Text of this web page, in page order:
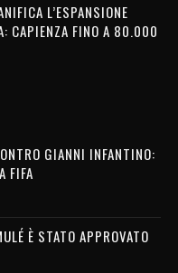
L’ESPANSIONE
CAPIENZA FINO A 80.000
GIANNI INFANTINO:
FIFA
È STATO APPROVATO